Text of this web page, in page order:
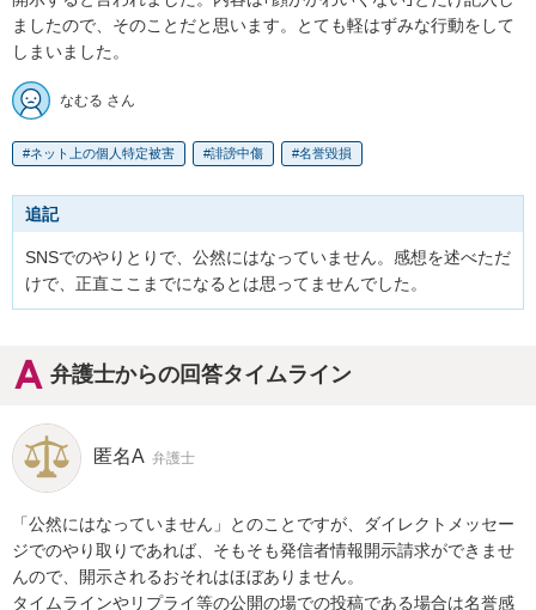
ましたので、そのことだと思います。とても軽はずみな行動をして
しまいました。
なむる さん
ネット上の個人特定被害 誹謗中傷 名誉毀損
追記
SNSでのやりとりで、公然にはなっていません。感想を述べただ
けで、正直ここまでになるとは思ってませんでした。
弁護士からの回答タイムライン
匿名A 弁護士
「公然にはなっていません」とのことですが、ダイレクトメッセー
ジでのやり取りであれば、そもそも発信者情報開示請求ができませ
んので、開示されるおそれはほぼありません。
タイムラインやリプライ等の公開の場での投稿である場合は名誉感